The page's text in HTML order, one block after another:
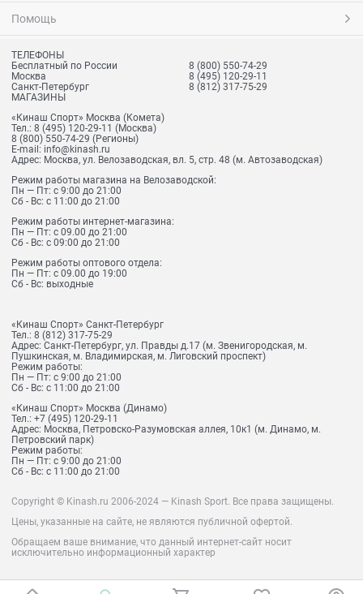
Помощь
ТЕЛЕФОНЫ
Бесплатный по России
8 (800) 550-74-29
Москва
8 (495) 120-29-11
Санкт-Петербург
8 (812) 317-75-29
МАГАЗИНЫ
«Кинаш Спорт» Москва (Комета)
Тел.: 8 (495) 120-29-11 (Москва)
8 (800) 550-74-29 (Регионы)
E-mail: info@kinash.ru
Адрес: Москва, ул. Велозаводская, вл. 5, стр. 48 (м. Автозаводская)
Режим работы магазина на Велозаводской:
Пн — Пт: с 9:00 до 21:00
Сб - Вс: с 11:00 до 21:00
Режим работы интернет-магазина:
Пн — Пт: с 09.00 до 21:00
Сб - Вс: с 09:00 до 21:00
Режим работы оптового отдела:
Пн — Пт: с 09.00 до 19:00
Сб - Вс: выходные
«Кинаш Спорт» Санкт-Петербург
Тел.: 8 (812) 317-75-29
Адрес: Санкт-Петербург, ул. Правды д.17 (м. Звенигородская, м.
Пушкинская, м. Владимирская, м. Лиговский проспект)
Режим работы:
Пн — Пт: с 9:00 до 21:00
Сб - Вс: с 11:00 до 21:00
«Кинаш Спорт» Москва (Динамо)
Тел.: +7 (495) 120-29-11
Адрес: Москва, Петровско-Разумовская аллея, 10к1 (м. Динамо, м.
Петровский парк)
Режим работы:
Пн — Пт: с 9:00 до 21:00
Сб - Вс: с 11:00 до 21:00
Copyright © Kinash.ru 2006-2024 — Kinash Sport. Все права защищены.
Цены, указанные на сайте, не являются публичной офертой.
Обращаем ваше внимание, что данный интернет-сайт носит
исключительно информационный характер